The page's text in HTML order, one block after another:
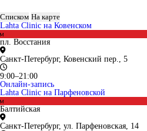
Списком На карте
Lahta Clinic на Ковенском
пл. Восстания
Санкт-Петербург, Ковенский пер., 5
9:00–21:00
Онлайн-запись
Lahta Clinic на Парфеновской
Балтийская
Санкт-Петербург, ул. Парфеновская, 14